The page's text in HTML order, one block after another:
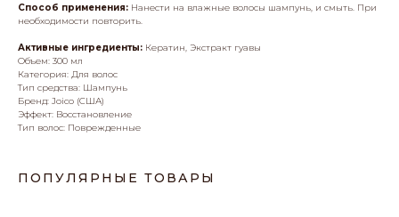
Способ применения: Нанести на влажные волосы шампунь, и смыть. При
необходимости повторить.
Активные ингредиенты: Кератин, Экстракт гуавы
Объем: 300 мл
Категория: Для волос
Тип средства: Шампунь
Бренд: Joico (США)
Эффект: Восстановление
Тип волос: Поврежденные
ПОПУЛЯРНЫЕ ТОВАРЫ